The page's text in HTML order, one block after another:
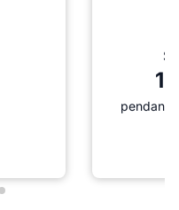
pendant